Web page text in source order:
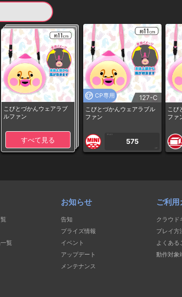
こびとづかんウェアラブ
ルファン
すべて見る
CP専用 127-C
こびとづかんウェアラブル
ファン
1PLAY
575
CP
こび
ファ
覧
お知らせ
告知
プライズ情報
イベント
アップデート
メンテナンス
ご利用
クラウド
プレイ方
よくある
動作対象